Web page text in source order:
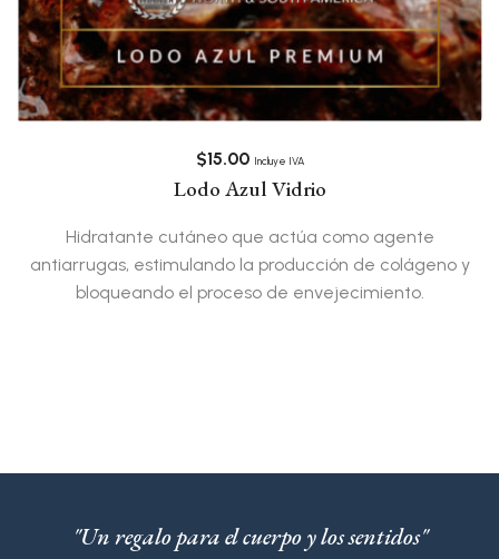
$15.00 Incluye IVA
Lodo Azul Vidrio
Hidratante cutáneo que actúa como agente
antiarrugas, estimulando la producción de colágeno y
bloqueando el proceso de envejecimiento.
"Un regalo para el cuerpo y los sentidos"